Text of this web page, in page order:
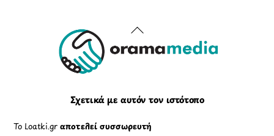
Back
To
Σχετικά με αυτόν τον ιστότοπο
Το Loatki.grαποτελεί συσσωρευτή